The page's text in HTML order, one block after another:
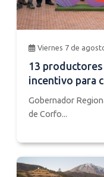
Viernes 7 de
13
incentivo para
Gobernador
de Corfo...